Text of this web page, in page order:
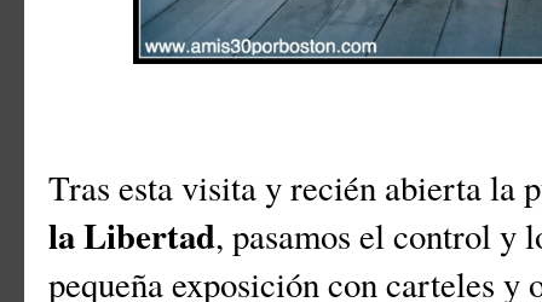
Tras esta visita y recién abierta la
la Libertad, pasamos el control y
pequeña exposición con carteles y